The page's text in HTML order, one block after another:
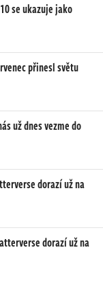
se ukazuje jako
přinesl světu
už dnes vezme do
dorazí už na
dorazí už na